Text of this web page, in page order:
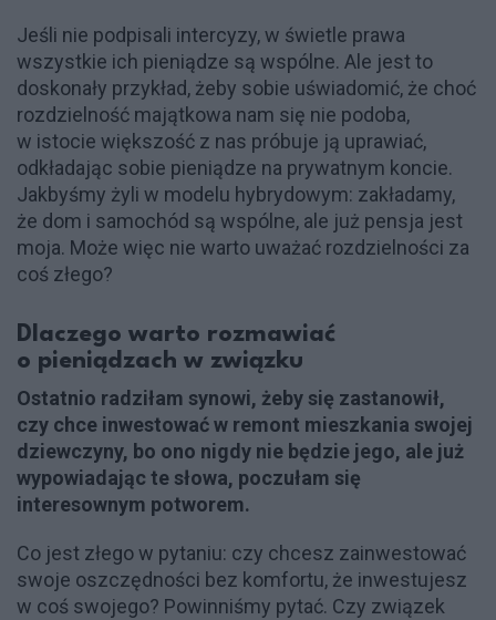
Jeśli nie podpisali intercyzy, w świetle prawa
wszystkie ich pieniądze są wspólne. Ale jest to
doskonały przykład, żeby sobie uświadomić, że choć
rozdzielność majątkowa nam się nie podoba,
w istocie większość z nas próbuje ją uprawiać,
odkładając sobie pieniądze na prywatnym koncie.
Jakbyśmy żyli w modelu hybrydowym: zakładamy,
że dom i samochód są wspólne, ale już pensja jest
moja. Może więc nie warto uważać rozdzielności za
coś złego?
Dlaczego warto rozmawiać
o pieniądzach w związku
Ostatnio radziłam synowi, żeby się zastanowił,
czy chce inwestować w remont mieszkania swojej
dziewczyny, bo ono nigdy nie będzie jego, ale już
wypowiadając te słowa, poczułam się
interesownym potworem.
Co jest złego w pytaniu: czy chcesz zainwestować
swoje oszczędności bez komfortu, że inwestujesz
w coś swojego? Powinniśmy pytać. Czy związek